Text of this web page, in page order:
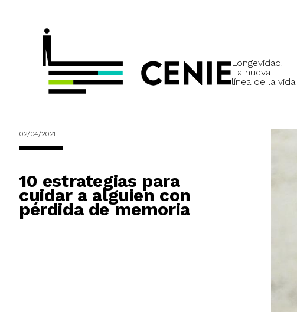
Longevidad.
La nueva
línea de la vida.
02/04/2021
10 estrategias para
cuidar a alguien con
pérdida de memoria